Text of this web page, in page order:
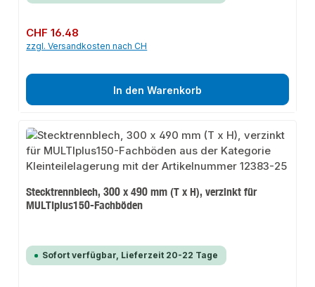
Regulärer Preis:
CHF 16.48
zzgl. Versandkosten nach CH
In den Warenkorb
Stecktrennblech, 300 x 490 mm (T x H), verzinkt für
MULTIplus150-Fachböden
Sofort verfügbar, Lieferzeit 20-22 Tage